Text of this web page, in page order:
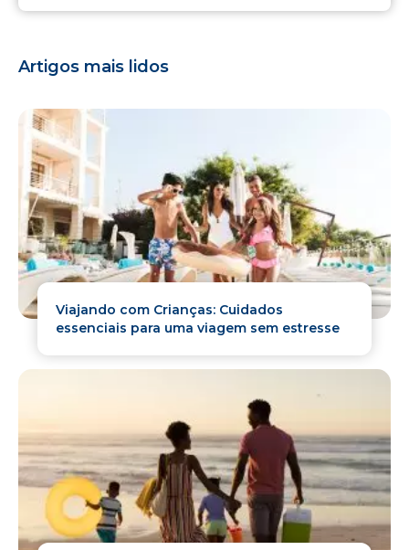
Artigos mais lidos
Viajando com Crianças: Cuidados
essenciais para uma viagem sem estresse